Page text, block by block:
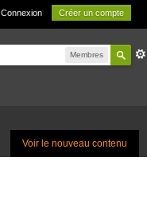
Connexion Créer un compte
Membres
Voir le nouveau contenu